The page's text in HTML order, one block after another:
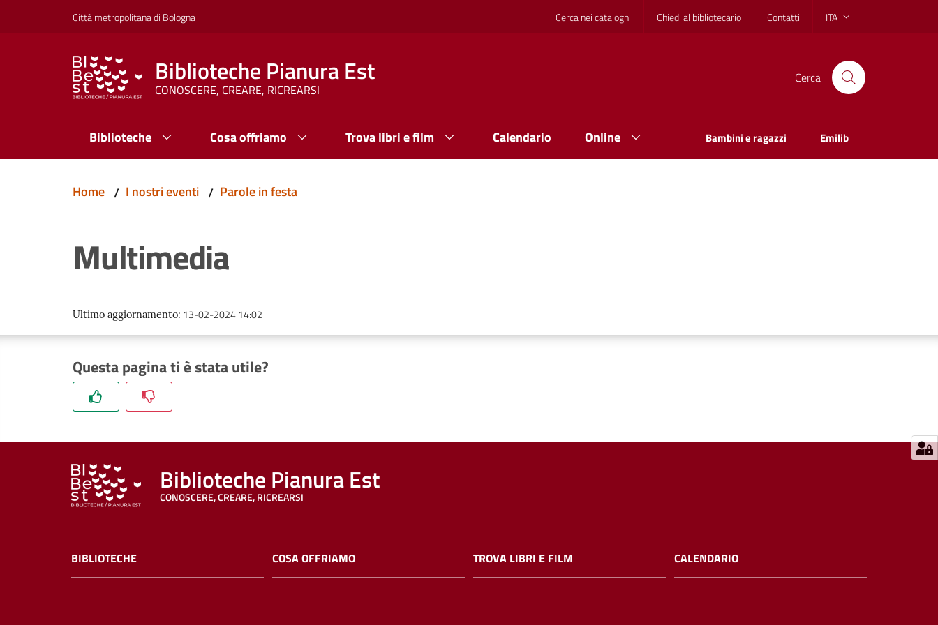
Vai al contenuto
Vai alla navigazioneCittà metropolitana di Bologna Cerca nei cataloghi Chiedi al bibliotecario Contatti ITA
Biblioteche Pianura Est
CONOSCERE, CREARE, RICREARSI
Cerca
Biblioteche Cosa offriamo Trova libri e film Calendario Online Bambini e ragazzi Emilib
Home / I nostri eventi / Parole in festa
Multimedia
Ultimo aggiornamento: 13-02-2024 14:02
Questa pagina ti è stata utile?
Biblioteche Pianura Est
CONOSCERE, CREARE, RICREARSI
BIBLIOTECHE COSA OFFRIAMO TROVA LIBRI E FILM CALENDARIO